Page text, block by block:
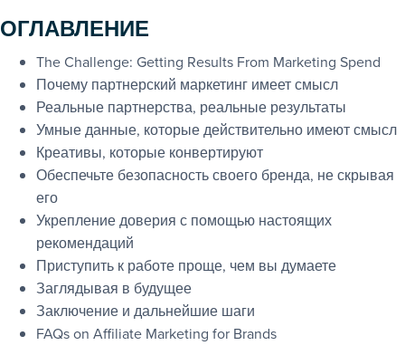
ОГЛАВЛЕНИЕ
The Challenge: Getting Results From Marketing Spend
Почему партнерский маркетинг имеет смысл
Реальные партнерства, реальные результаты
Умные данные, которые действительно имеют смысл
Креативы, которые конвертируют
Обеспечьте безопасность своего бренда, не скрывая
его
Укрепление доверия с помощью настоящих
рекомендаций
Приступить к работе проще, чем вы думаете
Заглядывая в будущее
Заключение и дальнейшие шаги
FAQs on Affiliate Marketing for Brands